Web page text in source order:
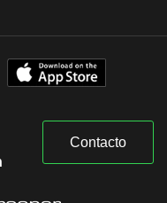
Contacto